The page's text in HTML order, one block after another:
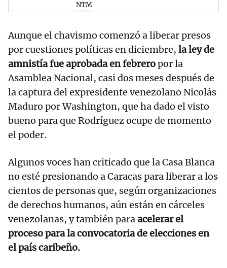
NTM
Aunque el chavismo comenzó a liberar presos
por cuestiones políticas en diciembre, la ley de
amnistía fue aprobada en febreropor la
Asamblea Nacional, casi dos meses después de
la captura del expresidente venezolano Nicolás
Maduro por Washington, que ha dado el visto
bueno para que Rodríguez ocupe de momento
el poder.
Algunos voces han criticado que la Casa Blanca
no esté presionando a Caracas para liberar a los
cientos de personas que, según organizaciones
de derechos humanos, aún están en cárceles
venezolanas, y también paraacelerar el
proceso para la convocatoria de elecciones en
el país caribeño.